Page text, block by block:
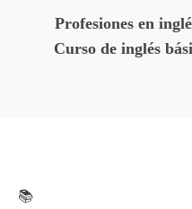
Profesiones en
Curso de inglés
📚